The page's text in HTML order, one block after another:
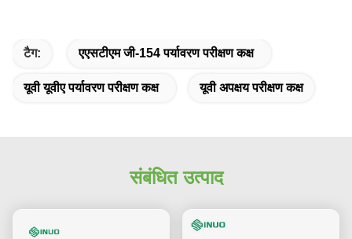
टैग: एएसटीएम जी-154 पर्यावरण परीक्षण कक्ष
यूवी यूवीए पर्यावरण परीक्षण कक्ष यूवी अपक्षय परीक्षण कक्ष
संबंधित उत्पाद